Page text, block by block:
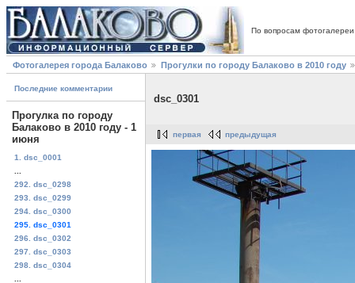
По вопросам
Фотогалерея города Балаково Прогулки по городу Балаково в 2010 году
Последние комментарии
Прогулка по городу
Балаково в 2010 году - 1
июня
1. dsc_0001
292. dsc_0298
293. dsc_0299
294. dsc_0300
295. dsc_0301
296. dsc_0302
297. dsc_0303
298. dsc_0304
dsc_0301
первая предыдущая